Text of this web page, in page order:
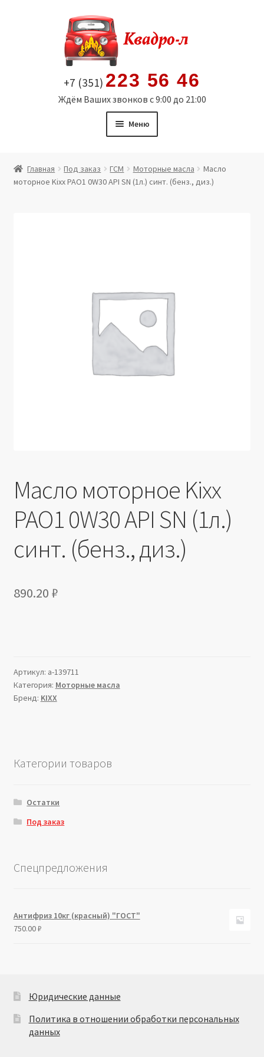
содержимому
+7 (351) 223 56 46
Ждём Ваших звонков с 9:00 до 21:00
Меню
Витрина
Юридические данные
Главная Под заказ ГСМ Моторные масла
Масло
моторное Kixx PAO1 0W30 API SN (1л.) синт. (бенз., диз.)
Масло моторное Kixx
PAO1 0W30 API SN (1л.)
синт. (бенз., диз.)
890.20 ₽
Артикул: a-139711
Категория: Моторные масла
Бренд: KIXX
Категории товаров
Остатки
Под заказ
Спецпредложения
Антифриз 10кг (красный) "ГОСТ"
750.00₽
Юридические данные
Политика в отношении обработки персональных
данных